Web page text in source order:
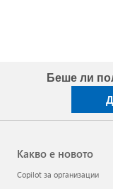
Беше ли
Какво е новото
Copilot за организации